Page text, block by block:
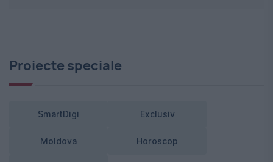
Proiecte speciale
SmartDigi Exclusiv
Moldova Horoscop